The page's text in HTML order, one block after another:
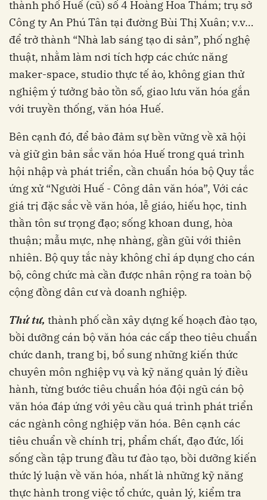
thành phố Huế (cũ) số 4 Hoàng Hoa Thám; trụ sở
Công ty An Phú Tân tại đường Bùi Thị Xuân; v.v…
để trở thành “Nhà lab sáng tạo di sản”, phố nghệ
thuật, nhằm làm nơi tích hợp các chức năng
maker-space, studio thực tế ảo, không gian thử
nghiệm ý tưởng bảo tồn số, giao lưu văn hóa gắn
với truyền thống, văn hóa Huế.
Bên cạnh đó, để bảo đảm sự bền vững về xã hội
và giữ gìn bản sắc văn hóa Huế trong quá trình
hội nhập và phát triển, cần chuẩn hóa bộ Quy tắc
ứng xử “Người Huế - Công dân văn hóa”, Với các
giá trị đặc sắc về văn hóa, lễ giáo, hiếu học, tinh
thần tôn sư trọng đạo; sống khoan dung, hòa
thuận; mẫu mực, nhẹ nhàng, gần gũi với thiên
nhiên. Bộ quy tắc này không chỉ áp dụng cho cán
bộ, công chức mà cần được nhân rộng ra toàn bộ
cộng đồng dân cư và doanh nghiệp.
Thứ tư, thành phố cần xây dựng kế hoạch đào tạo,
bồi dưỡng cán bộ văn hóa các cấp theo tiêu chuẩn
chức danh, trang bị, bổ sung những kiến thức
chuyên môn nghiệp vụ và kỹ năng quản lý điều
hành, từng bước tiêu chuẩn hóa đội ngũ cán bộ
văn hóa đáp ứng với yêu cầu quá trình phát triển
các ngành công nghiệp văn hóa. Bên cạnh các
tiêu chuẩn về chính trị, phẩm chất, đạo đức, lối
sống cần tập trung đầu tư đào tạo, bồi dưỡng kiến
thức lý luận về văn hóa, nhất là những kỹ năng
thực hành trong việc tổ chức, quản lý, kiểm tra